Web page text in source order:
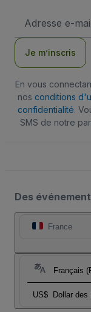
e-
Je m’inscris
En vous
nos conditions
confidentialité.
SMS de notre
Des
France
Français
US$ Dollar des